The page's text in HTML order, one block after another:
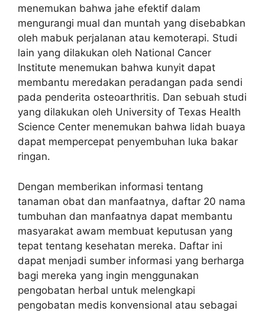
menemukan bahwa jahe efektif dalam
mengurangi mual dan muntah yang disebabkan
oleh mabuk perjalanan atau kemoterapi. Studi
lain yang dilakukan oleh National Cancer
Institute menemukan bahwa kunyit dapat
membantu meredakan peradangan pada sendi
pada penderita osteoarthritis. Dan sebuah studi
yang dilakukan oleh University of Texas Health
Science Center menemukan bahwa lidah buaya
dapat mempercepat penyembuhan luka bakar
ringan.
Dengan memberikan informasi tentang
tanaman obat dan manfaatnya, daftar 20 nama
tumbuhan dan manfaatnya dapat membantu
masyarakat awam membuat keputusan yang
tepat tentang kesehatan mereka. Daftar ini
dapat menjadi sumber informasi yang berharga
bagi mereka yang ingin menggunakan
pengobatan herbal untuk melengkapi
pengobatan medis konvensional atau sebagai